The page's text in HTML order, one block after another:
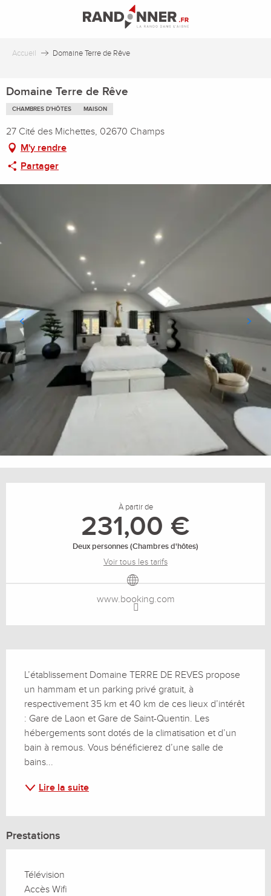
principal
Accueil Domaine Terre de Rêve
Domaine Terre de Rêve
CHAMBRES D'HÔTES MAISON
27 Cité des Michettes, 02670 Champs
M'y rendre
Partager
À partir de
231,00 €
Deux personnes (Chambres d'hôtes)
Voir tous les tarifs
www.booking.com
L’établissement Domaine TERRE DE REVES propose
un hammam et un parking privé gratuit, à
respectivement 35 km et 40 km de ces lieux d’intérêt
: Gare de Laon et Gare de Saint-Quentin. Les
hébergements sont dotés de la climatisation et d’un
bain à remous. Vous bénéficierez d’une salle de
bains...
Lire la suite
Prestations
Télévision
Accès Wifi